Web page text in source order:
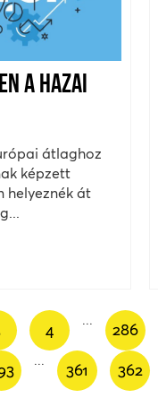
A HAZAI
átlaghoz
képzett
helyeznék át
4 286
361 362